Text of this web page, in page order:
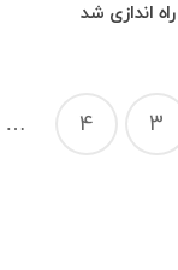
اندازی شد
3
4
…